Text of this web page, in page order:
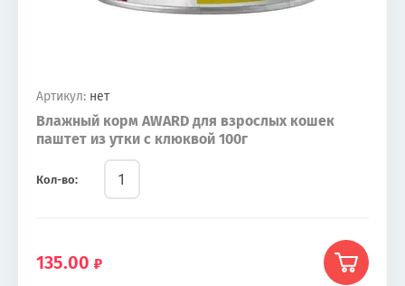
Артикул: нет
Влажный корм AWARD для взрослых кошек
паштет из утки с клюквой 100г
Кол-во:
135.00